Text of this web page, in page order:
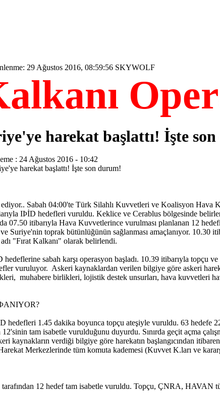
: 29 Ağustos 2016, 08:59:56 SKYWOLF
harekat başlattı! İşte
: 24 Ağustos 2016 - 10:42
harekat başlattı! İşte son durum!
Sabah 04:00'te Türk Silahlı Kuvvetleri ve Koalisyon
IÞİD hedefleri vuruldu. Keklice ve Cerablus bölgesinde
07.50 itibarıyla Hava Kuvvetlerince vurulması planlanan 12
Suriye'nin toprak bütünlüğünün sağlanması amaçlanıyor. 10.30
"Fırat Kalkanı" olarak belirlendi.
sabah karşı operasyon başladı. 10.39 itibarıyla topçu
vuruluyor. Askeri kaynaklardan verilen bilgiye göre askeri
muhabere birlikleri, lojistik destek unsurları, hava kuvvetleri
hedefleri 1.45 dakika boyunca topçu ateşiyle vuruldu. 63 hedefe
tam isabetle vurulduğunu duyurdu. Sınırda geçit açma
kaynakların verdiği bilgiye göre harekatın başlangıcından
Merkezlerinde tüm komuta kademesi (Kuvvet K.ları ve
12 hedef tam isabetle vuruldu. Topçu, ÇNRA, HAVAN